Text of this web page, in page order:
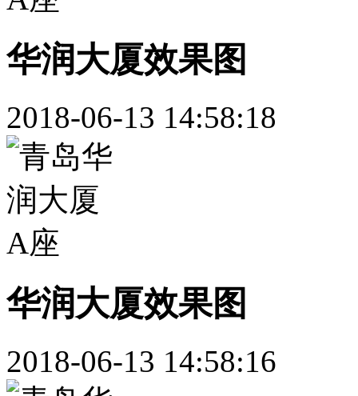
华润大厦效果图
2018-06-13 14:58:18
华润大厦效果图
2018-06-13 14:58:16